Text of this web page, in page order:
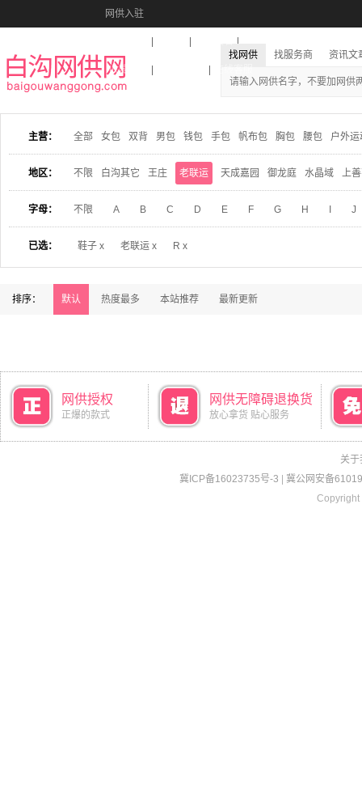
网供入驻
收藏本站
找网供 找服务商 资讯文
主营： 全部 女包 双背 男包 钱包 手包 帆布包 胸包 腰包 户外运
地区： 不限 白沟其它 王庄 老联运 天成嘉园 御龙庭 水晶域 上
字母： 不限 A B C D E F G H J
已选： 鞋子 x 老联运 x R x
排序： 默认 热度最多 本站推荐 最新更新
网供授权
正爆的款式
网供无障碍退换货
放心拿货 贴心服务
关于
冀ICP备16023735号-3
冀公网安备